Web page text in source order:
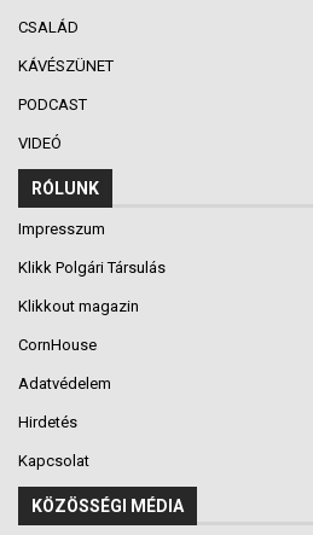
CSALÁD
KÁVÉSZÜNET
PODCAST
VIDEÓ
RÓLUNK
Impresszum
Klikk Polgári Társulás
Klikkout magazin
CornHouse
Adatvédelem
Hirdetés
Kapcsolat
KÖZÖSSÉGI MÉDIA